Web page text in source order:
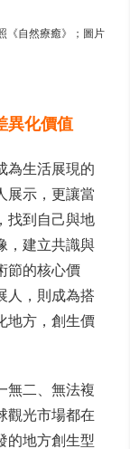
《自然療癒》；圖片
異化價值
為生活展現的
展示，更讓當
找到自己與地
，建立共識與
節的核心價
人，則成為搭
地方，創生價
無二、無法複
觀光市場都在
的地方創生型